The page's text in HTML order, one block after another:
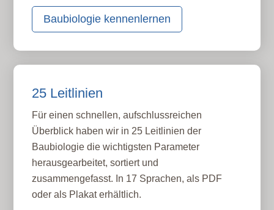
Baubiologie kennenlernen
25 Leitlinien
Für einen schnellen, aufschlussreichen
Überblick haben wir in 25 Leitlinien der
Baubiologie die wichtigsten Parameter
herausgearbeitet, sortiert und
zusammengefasst. In 17 Sprachen, als PDF
oder als Plakat erhältlich.